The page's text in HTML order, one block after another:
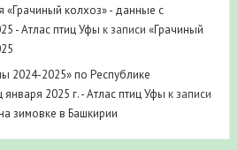
«Грачиный колхоз» - данные с
- Атлас птиц Уфы к записи «Грачиный
2024-2025» по Республике
2025 г. - Атлас птиц Уфы к записи
зимовке в Башкирии